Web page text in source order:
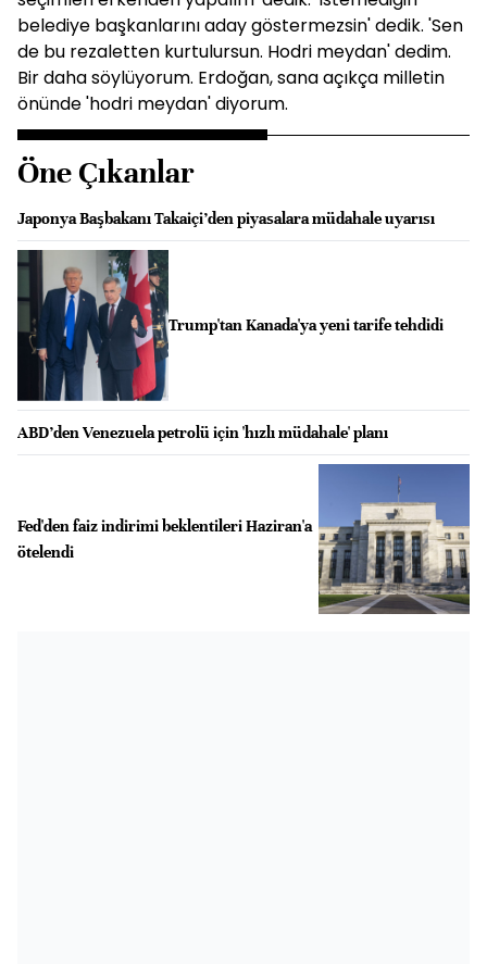
belediye başkanlarını aday göstermezsin' dedik. 'Sen
de bu rezaletten kurtulursun. Hodri meydan' dedim.
Bir daha söylüyorum. Erdoğan, sana açıkça milletin
önünde 'hodri meydan' diyorum.
Öne Çıkanlar
Japonya Başbakanı Takaiçi’den piyasalara müdahale uyarısı
Trump'tan Kanada'ya yeni tarife tehdidi
ABD’den Venezuela petrolü için 'hızlı müdahale' planı
Fed'den faiz indirimi beklentileri Haziran'a
ötelendi